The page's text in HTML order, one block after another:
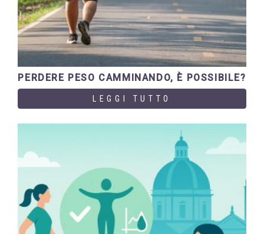
PERDERE PESO CAMMINANDO, È POSSIBILE?
LEGGI TUTTO